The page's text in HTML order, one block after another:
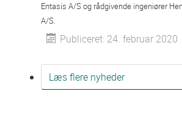
Entasis A/S og rådgivende ingeniører
A/S.
Publiceret: 24. februar 2020
Læs flere nyheder